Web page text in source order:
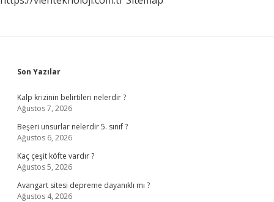
Sidebar
Son Yazılar
Kalp krizinin belirtileri nelerdir ?
Ağustos 7, 2026
Beşeri unsurlar nelerdir 5. sınıf ?
Ağustos 6, 2026
Kaç çeşit köfte vardır ?
Ağustos 5, 2026
Avangart sitesi depreme dayanıklı mı ?
Ağustos 4, 2026